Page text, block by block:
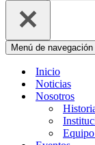
Menú de navegación
Inicio
Noticias
Nosotros